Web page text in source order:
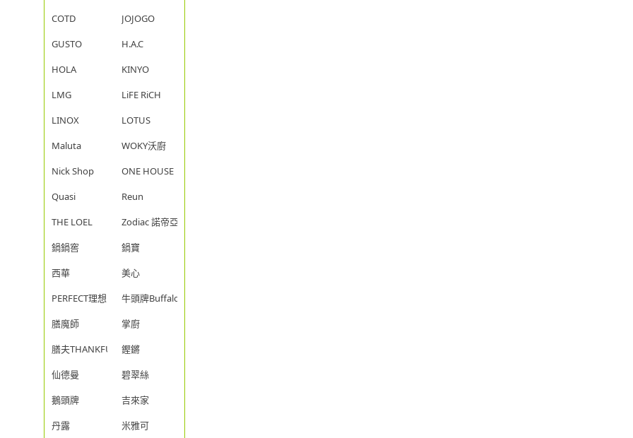
COTD
JOJOGO
GUSTO
H.A.C
HOLA
KINYO
LMG
LiFE RiCH
LINOX
LOTUS
Maluta
WOKY沃廚
Nick Shop
ONE HOUSE
Quasi
Reun
THE LOEL
Zodiac 諾帝亞
鍋鍋窖
鍋寶
西華
美心
PERFECT理想
牛頭牌Buffalo
膳魔師
掌廚
膳夫THANKFUL
鏗鏘
仙德曼
碧翠絲
鵝頭牌
吉來家
丹露
米雅可